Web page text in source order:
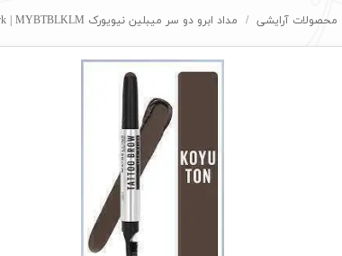
پاک کننده های صورت
محصولات مراقبت بدن
محصولات بهداشت بدن
محصولات آرایشی مداد ابرو دو سر میبلین نیویورک Maybelline New York | MYBTBLKLM